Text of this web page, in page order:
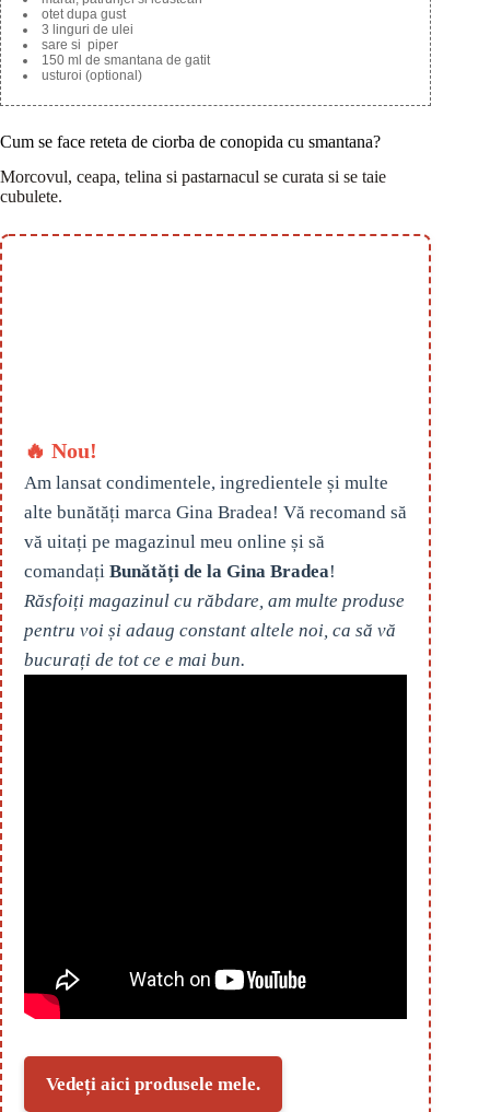
otet dupa gust
3 linguri de ulei
sare si piper
150 ml de smantana de gatit
usturoi (optional)
Cum se face reteta de ciorba de conopida cu smantana?
Morcovul, ceapa, telina si pastarnacul se curata si se taie
cubulete.
🔥 Nou!
Am lansat condimentele, ingredientele și multe
alte bunătăți marca Gina Bradea! Vă recomand să
vă uitați pe magazinul meu online și să
comandați Bunătăți de la Gina Bradea!
Răsfoiți magazinul cu răbdare, am multe produse
pentru voi și adaug constant altele noi, ca să vă
bucurați de tot ce e mai bun.
Vedeți aici produsele mele.